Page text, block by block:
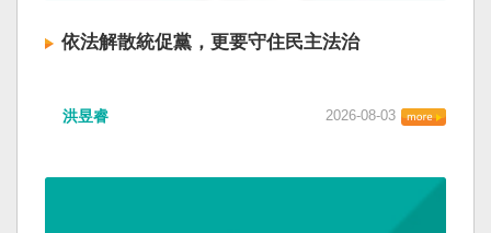
依法解散統促黨，更要守住民主法治
洪昱睿 2026-08-03